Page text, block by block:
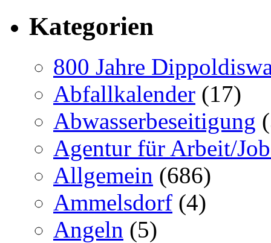
Kategorien
800 Jahre
Abfallkalender (17)
Abwasserbeseitigung
Agentur für Arbeit/
Allgemein (686)
Ammelsdorf (4)
Angeln (5)